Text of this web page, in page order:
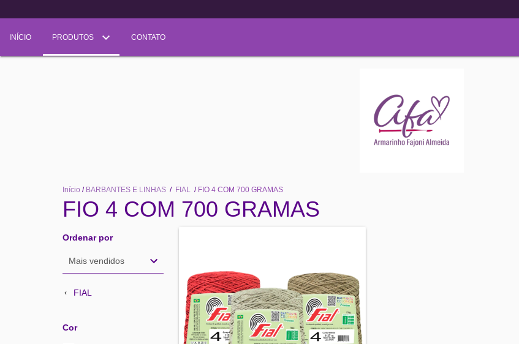
INÍCIO PRODUTOS CONTATO
Início / BARBANTES E LINHAS / FIAL / FIO 4 COM 700 GRAMAS
FIO 4 COM 700 GRAMAS
Ordenar por
FIAL
Cor